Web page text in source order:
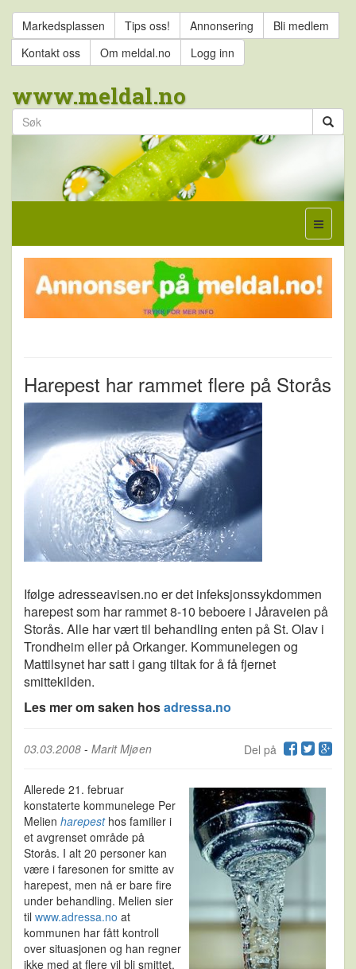
Markedsplassen Tips oss! Annonsering
Bli medlem
Kontakt oss
Om meldal.no Logg inn
www.meldal.no
Harepest har rammet flere på Storås
Ifølge adresseavisen.no er det infeksjonssykdommen
harepest som har rammet 8-10 beboere i Jåraveien på
Storås. Alle har vært til behandling enten på St. Olav i
Trondheim eller på Orkanger. Kommunelegen og
Mattilsynet har satt i gang tiltak for å få fjernet
smittekilden.
Les mer om saken hosadressa.no
Del på
03.03.2008 - Marit Mjøen
Allerede 21. februar
konstaterte kommunelege Per
Melien harepesthos familier i
et avgrenset område på
Storås. I alt 20 personer kan
være i faresonen for smitte av
harepest, men nå er bare fire
under behandling. Melien sier
til www.adressa.no at
kommunen har fått kontroll
over situasjonen og han regner
ikke med at flere vil bli smittet.